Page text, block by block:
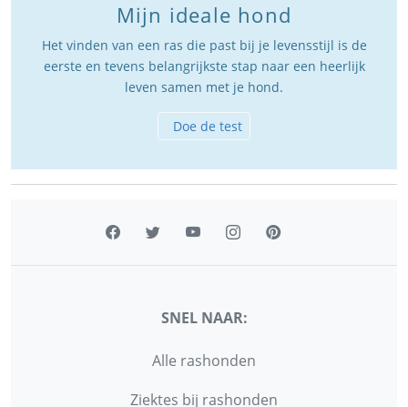
Mijn ideale hond
Het vinden van een ras die past bij je levensstijl is de
eerste en tevens belangrijkste stap naar een heerlijk
leven samen met je hond.
Doe de test
SNEL NAAR:
Alle rashonden
Ziektes bij rashonden